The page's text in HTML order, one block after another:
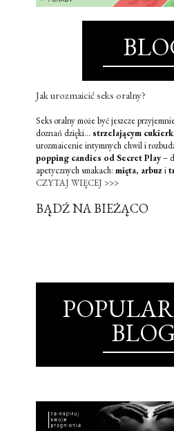
Jak urozmaicić seks oralny?
Seks oralny może być jeszcze
doznań dzięki... strzelającym
urozmaicenie intymnych chwil i
popping candies od Secret Play–
apetycznych smakach: mięta, arbuzi
CZYTAJ WIĘCEJ >>>
BĄDŹ NA BIEŻĄCO